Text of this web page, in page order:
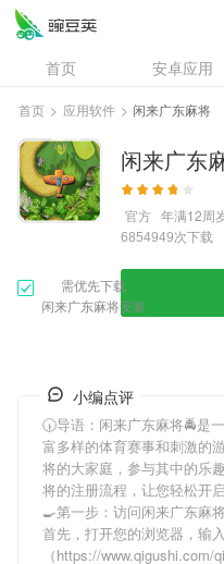
首页 安卓应用
资讯
专题
问答
首页 > 应用软件 > 闲来广东麻将
闲来广东
官方 年满12周
6854949次下载
需优先下载
闲来广东麻将安装
小编点评
🕠导语： 闲来广东麻将🚔是
富多样的体育赛事和刺激的
将的大家庭，参与其中的乐
将的注册流程，让您轻松开
🍳第一步：访问闲来广东麻
首先，打开您的浏览器，输入
（https://